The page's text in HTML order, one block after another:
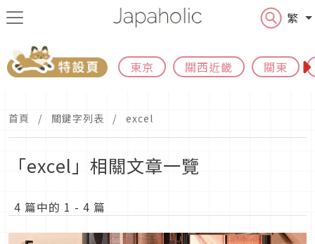
繁
東京 關西近畿 關東
首頁 關鍵字列表 excel
「excel」相關文章一覽
4 篇中的 1 - 4 篇